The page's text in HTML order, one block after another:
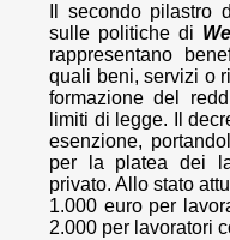
Il secondo pilastro
sulle politiche di
rappresentano
quali beni, servizi o
formazione del
limiti di legge. Il
esenzione,
per la platea dei
privato. Allo stato
1.000 euro per
2.000 per lavoratori